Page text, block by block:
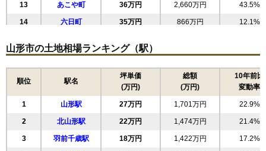
13 あこや町 36万円 2,660万円 43.5%
14 六日町 35万円 866万円 12.1%
16 緑町 33万円 1,966万円 36.4%
33万円 2,057万円 42.3%
32万円 2,037万円 36.1%
19 東原町 32万円 2,023万円 29.1%
20 若葉町 32万円 1,855万円 42.8%
21 城西町 31万円 2,117万円 42.5%
山形市の土地相場ランキング（駅）
順位 駅名
坪単価
(万円)
総額
(万円)
10年前比
変動率
1 山形駅 27万円 1,701万円 22.9%
2 北山形駅 22万円 1,474万円 21.4%
3 羽前千歳駅 18万円 1,422万円 17.2%